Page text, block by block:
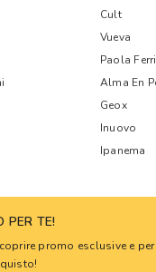
Cult
Vueva
Paola Ferri
Alma En
Geox
Inuovo
Ipanema
PER TE!
promo esclusive e